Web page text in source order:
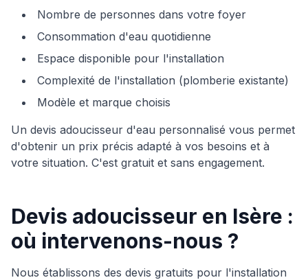
Nombre de personnes dans votre foyer
Consommation d'eau quotidienne
Espace disponible pour l'installation
Complexité de l'installation (plomberie existante)
Modèle et marque choisis
Un devis adoucisseur d'eau personnalisé vous permet
d'obtenir un prix précis adapté à vos besoins et à
votre situation. C'est gratuit et sans engagement.
Devis adoucisseur en Isère :
où intervenons-nous ?
Nous établissons des devis gratuits pour l'installation